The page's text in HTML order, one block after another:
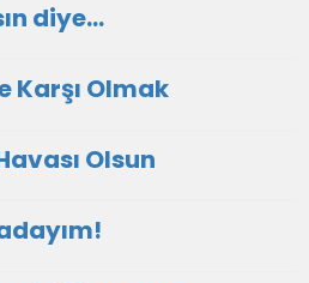
diye...
Karşı Olmak
Olsun